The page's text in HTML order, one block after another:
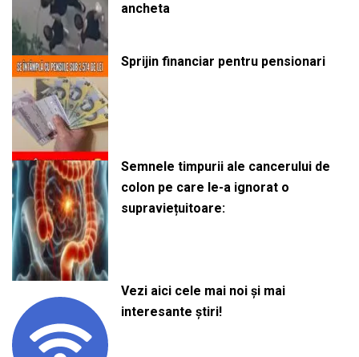
ancheta
Sprijin financiar pentru pensionari
Semnele timpurii ale cancerului de
colon pe care le-a ignorat o
supraviețuitoare:
Vezi aici cele mai noi și mai
interesante știri!